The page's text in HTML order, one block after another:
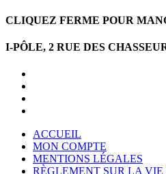
CLIQUEZ FERME POUR
I-PÔLE, 2 RUE DES
ACCUEIL
MON COMPTE
MENTIONS LÉGALES
RÈGLEMENT SUR LA VIE